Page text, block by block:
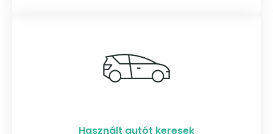
Használt autót keresek